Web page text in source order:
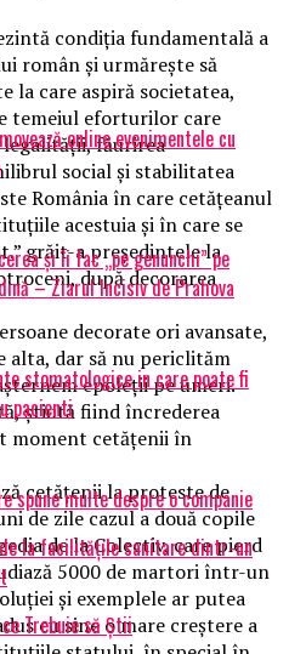
condiția fundamentală a
român și urmărește să
la care aspiră societatea,
temeiul eforturilor care
legalității, făurirea
social și stabilitatea
România în care cetățeanul
acestuia și în care se
grăit-a președintele la
după decorarea
decorate ori avansate,
alta, dar să nu periclităm
epoleții pe umeri.
știută fiind încrederea
moment cetățenii în
cetățenii la proteste de
de zile cazul a două copile
de la Colectiv, care pierd
5000 de martori într-un
și exemplele ar putea
cu sine o mare creștere a
online evenimentele cu
și îi fac „pe genunchi” pe
– Ziarul Incisiv de Prahova
stomatologice in care poate fi
pacienti
spune multe despre o companie
la facilitățile sanitare dintr-un
Trebuie să Știi